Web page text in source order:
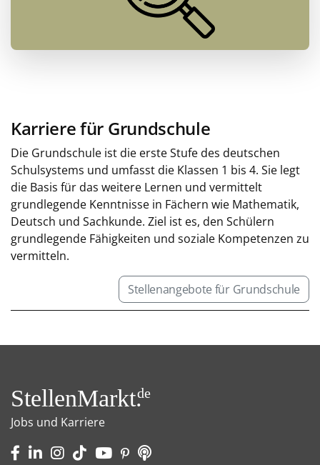
Karriere für Grundschule
Die Grundschule ist die erste Stufe des deutschen
Schulsystems und umfasst die Klassen 1 bis 4. Sie legt
die Basis für das weitere Lernen und vermittelt
grundlegende Kenntnisse in Fächern wie Mathematik,
Deutsch und Sachkunde. Ziel ist es, den Schülern
grundlegende Fähigkeiten und soziale Kompetenzen zu
vermitteln.
Stellenangebote für Grundschule
StellenMarkt.de
Jobs und Karriere